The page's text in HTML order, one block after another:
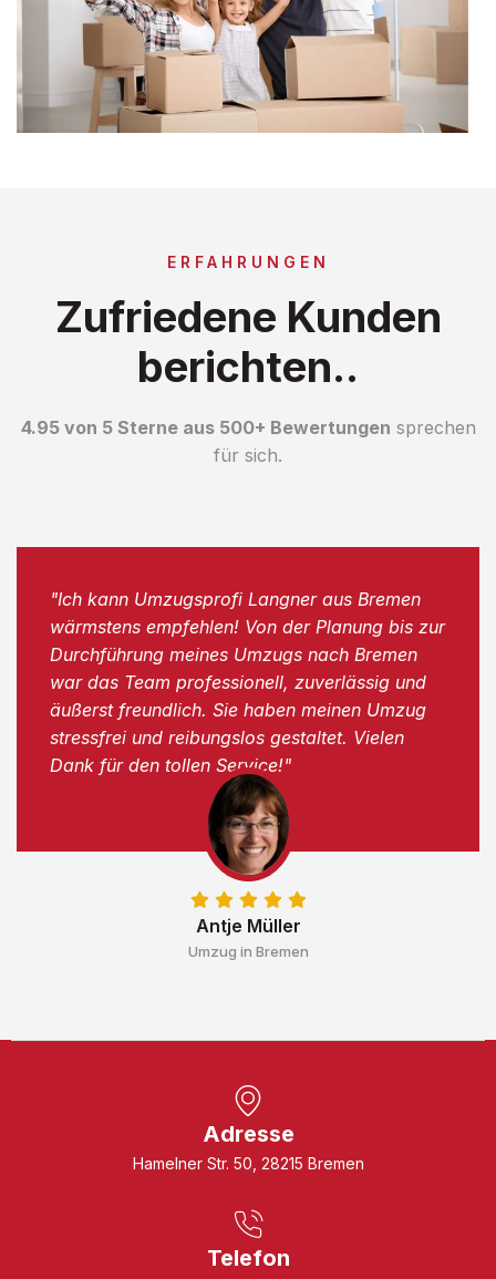
ERFAHRUNGEN
Zufriedene Kunden
berichten..
4.95 von 5 Sterne aus 500+ Bewertungen sprechen
für sich.
Antje Müller
Umzug in Bremen
"Ich kann Umzugsprofi Langner aus Bremen
wärmstens empfehlen! Von der Planung bis zur
Durchführung meines Umzugs nach Bremen
war das Team professionell, zuverlässig und
äußerst freundlich. Sie haben meinen Umzug
stressfrei und reibungslos gestaltet. Vielen
Dank für den tollen Service!"
Adresse
Hamelner Str. 50, 28215 Bremen
Telefon